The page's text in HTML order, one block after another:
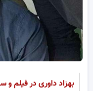
بهزاد داوری در فیلم و